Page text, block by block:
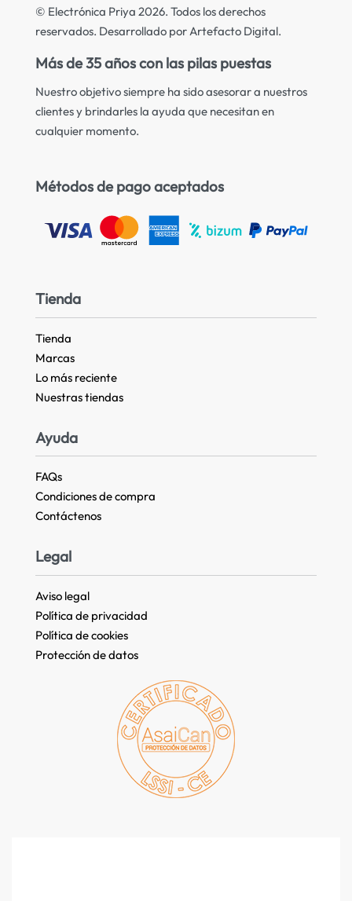
© Electrónica Priya 2026. Todos los derechos
reservados. Desarrollado por Artefacto Digital.
Más de 35 años con las pilas puestas
Nuestro objetivo siempre ha sido asesorar a nuestros
clientes y brindarles la ayuda que necesitan en
cualquier momento.
Métodos de pago aceptados
Tienda
Tienda
Marcas
Lo más reciente​
Nuestras tiendas​
Ayuda
FAQs
Condiciones de compra
Contáctenos
Legal
Aviso legal
Política de privacidad
Política de cookies
Protección de datos